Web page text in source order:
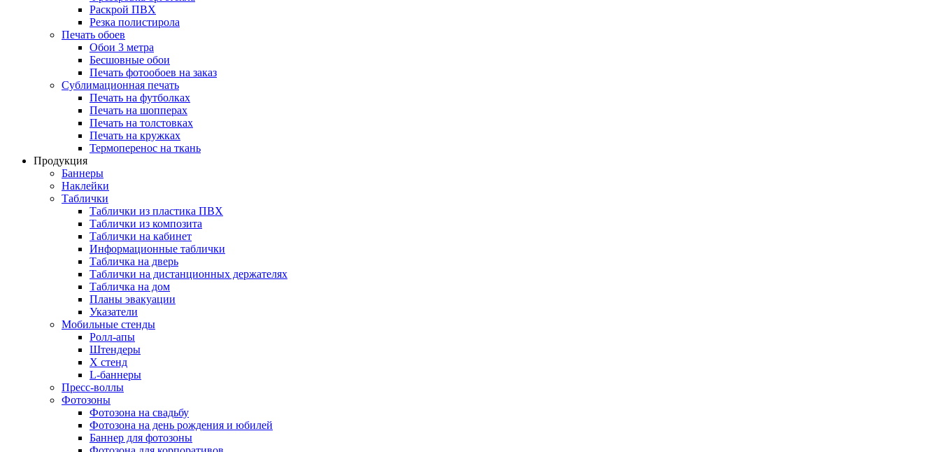
Раскрой ПВХ
Резка полистирола
Печать обоев
Обои 3 метра
Бесшовные обои
Печать фотообоев на заказ
Сублимационная печать
Печать на футболках
Печать на шопперах
Печать на толстовках
Печать на кружках
Термоперенос на ткань
Продукция
Баннеры
Наклейки
Таблички
Таблички из пластика ПВХ
Таблички из композита
Таблички на кабинет
Информационные таблички
Табличка на дверь
Таблички на дистанционных держателях
Табличка на дом
Планы эвакуации
Указатели
Мобильные стенды
Ролл-апы
Штендеры
Х стенд
L-баннеры
Пресс-воллы
Фотозоны
Фотозона на свадьбу
Фотозона на день рождения и юбилей
Баннер для фотозоны